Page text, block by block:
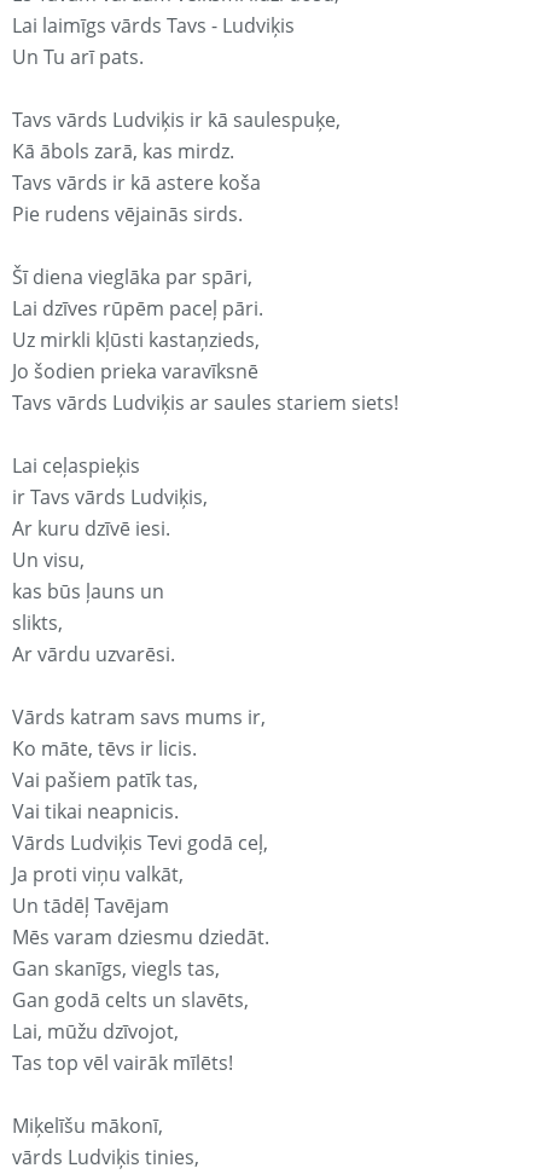
Lai laimīgs vārds Tavs - Ludviķis
Un Tu arī pats.
Tavs vārds Ludviķis ir kā saulespuķe,
Kā ābols zarā, kas mirdz.
Tavs vārds ir kā astere koša
Pie rudens vējainās sirds.
Šī diena vieglāka par spāri,
Lai dzīves rūpēm paceļ pāri.
Uz mirkli kļūsti kastaņzieds,
Jo šodien prieka varavīksnē
Tavs vārds Ludviķis ar saules stariem siets!
Lai ceļaspieķis
ir Tavs vārds Ludviķis,
Ar kuru dzīvē iesi.
Un visu,
kas būs ļauns un
slikts,
Ar vārdu uzvarēsi.
Vārds katram savs mums ir,
Ko māte, tēvs ir licis.
Vai pašiem patīk tas,
Vai tikai neapnicis.
Vārds Ludviķis Tevi godā ceļ,
Ja proti viņu valkāt,
Un tādēļ Tavējam
Mēs varam dziesmu dziedāt.
Gan skanīgs, viegls tas,
Gan godā celts un slavēts,
Lai, mūžu dzīvojot,
Tas top vēl vairāk mīlēts!
Miķelīšu mākonī,
vārds Ludviķis tinies,